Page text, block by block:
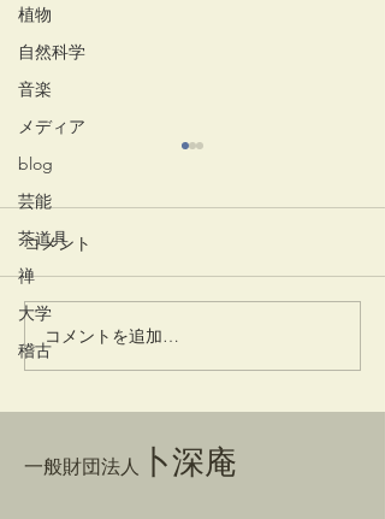
植物
自然科学
音楽
メディア
blog
芸能
茶道具
禅
大学
稽古
竹蒔絵溜棗
コメント
コメントを追加…
一般財団法人 卜深庵